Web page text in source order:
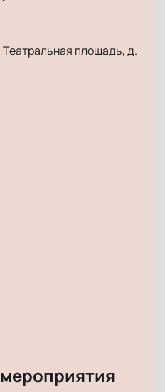
побывать на этом
мировую классику в
площадь, д.